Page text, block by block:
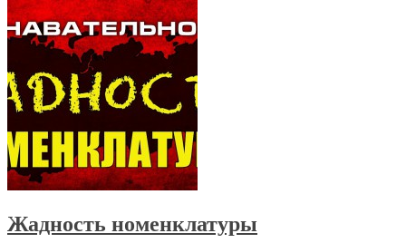
Жадность номенклатуры